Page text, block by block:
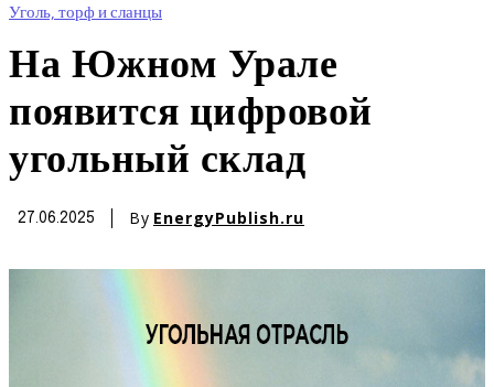
Уголь, торф и сланцы
На Южном Урале
появится цифровой
угольный склад
27.06.2025 By EnergyPublish.ru